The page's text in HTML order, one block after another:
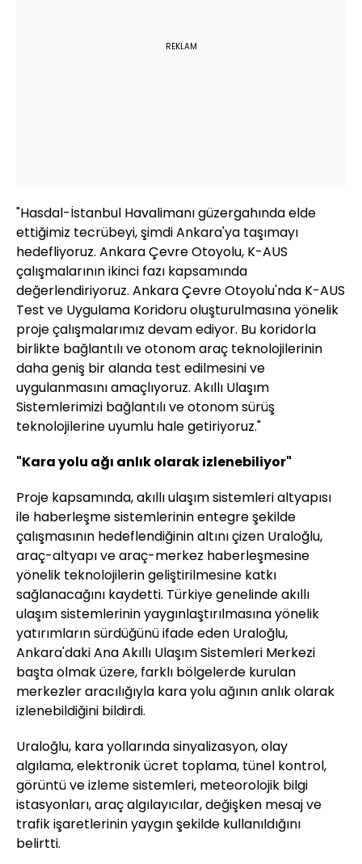
REKLAM
"Hasdal-İstanbul Havalimanı güzergahında elde
ettiğimiz tecrübeyi, şimdi Ankara'ya taşımayı
hedefliyoruz. Ankara Çevre Otoyolu, K-AUS
çalışmalarının ikinci fazı kapsamında
değerlendiriyoruz. Ankara Çevre Otoyolu'nda K-AUS
Test ve Uygulama Koridoru oluşturulmasına yönelik
proje çalışmalarımız devam ediyor. Bu koridorla
birlikte bağlantılı ve otonom araç teknolojilerinin
daha geniş bir alanda test edilmesini ve
uygulanmasını amaçlıyoruz. Akıllı Ulaşım
Sistemlerimizi bağlantılı ve otonom sürüş
teknolojilerine uyumlu hale getiriyoruz."
"Kara yolu ağı anlık olarak izlenebiliyor"
Proje kapsamında, akıllı ulaşım sistemleri altyapısı
ile haberleşme sistemlerinin entegre şekilde
çalışmasının hedeflendiğinin altını çizen Uraloğlu,
araç-altyapı ve araç-merkez haberleşmesine
yönelik teknolojilerin geliştirilmesine katkı
sağlanacağını kaydetti. Türkiye genelinde akıllı
ulaşım sistemlerinin yaygınlaştırılmasına yönelik
yatırımların sürdüğünü ifade eden Uraloğlu,
Ankara'daki Ana Akıllı Ulaşım Sistemleri Merkezi
başta olmak üzere, farklı bölgelerde kurulan
merkezler aracılığıyla kara yolu ağının anlık olarak
izlenebildiğini bildirdi.
Uraloğlu, kara yollarında sinyalizasyon, olay
algılama, elektronik ücret toplama, tünel kontrol,
görüntü ve izleme sistemleri, meteorolojik bilgi
istasyonları, araç algılayıcılar, değişken mesaj ve
trafik işaretlerinin yaygın şekilde kullanıldığını
belirtti.